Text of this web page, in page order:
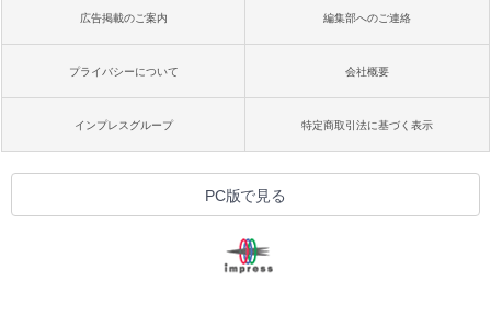
広告掲載のご案内 編集部へのご連絡
プライバシーについて 会社概要
インプレスグループ 特定商取引法に基づく表示
PC版で見る